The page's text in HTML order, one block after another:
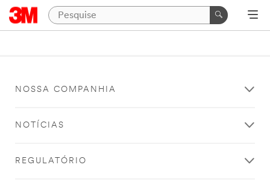
NOSSA COMPANHIA
NOTÍCIAS
REGULATÓRIO